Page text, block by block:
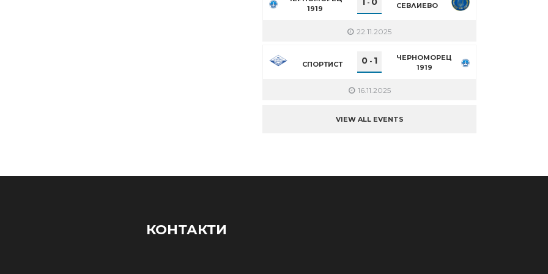
1919
- СЕВЛИЕВО
22.11.2025
СПОРТИСТ 0 - 1
ЧЕРНОМОРЕЦ
1919
16.11.2025
VIEW ALL EVENTS
КОНТАКТИ